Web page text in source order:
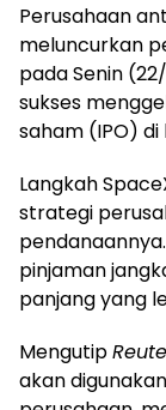
Perusahaan
meluncurkan
pada Senin
sukses
saham (IPO) di
Langkah
strategi
pinjaman
panjang yang
Mengutip
akan